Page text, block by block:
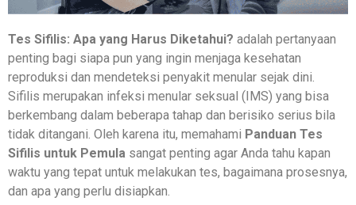
Tes Sifilis: Apa yang Harus Diketahui? adalah pertanyaan
penting bagi siapa pun yang ingin menjaga kesehatan
reproduksi dan mendeteksi penyakit menular sejak dini.
Sifilis merupakan infeksi menular seksual (IMS) yang bisa
berkembang dalam beberapa tahap dan berisiko serius bila
tidak ditangani. Oleh karena itu, memahami Panduan Tes
Sifilis untuk Pemula sangat penting agar Anda tahu kapan
waktu yang tepat untuk melakukan tes, bagaimana prosesnya,
dan apa yang perlu disiapkan.